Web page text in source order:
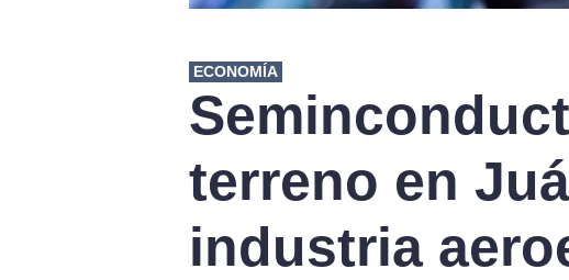
ECONOMÍA
terreno en
industria